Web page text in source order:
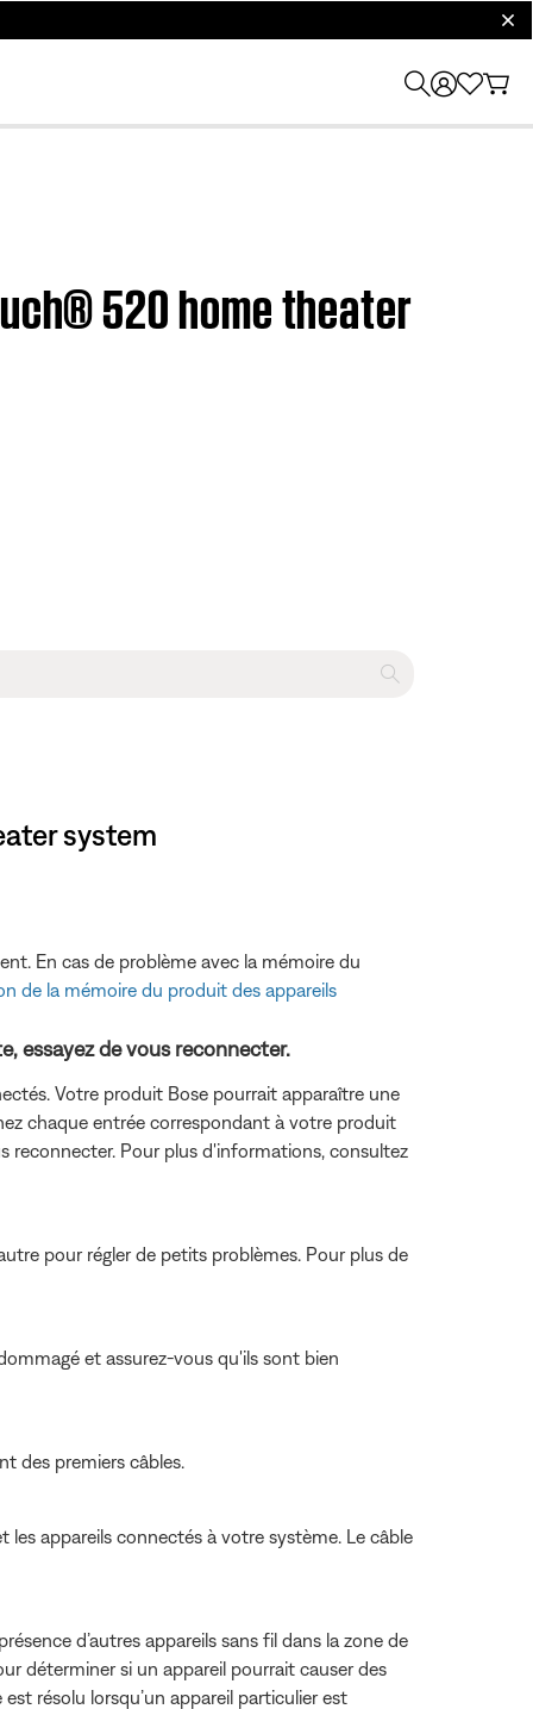
520 home theater
system
En cas de problème avec la mémoire du
de la mémoire du produit des appareils
essayez de vous reconnecter.
Votre produit Bose pourrait apparaître une
chaque entrée correspondant à votre produit
reconnecter. Pour plus d'informations, consultez
pour régler de petits problèmes. Pour plus de
et assurez-vous qu'ils sont bien
des premiers câbles.
appareils connectés à votre système. Le câble
d’autres appareils sans fil dans la zone de
déterminer si un appareil pourrait causer des
résolu lorsqu’un appareil particulier est